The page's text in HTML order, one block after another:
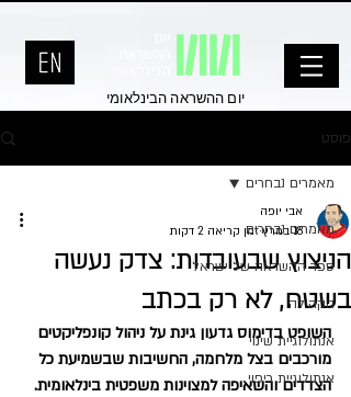
יום ההשראה הבינלאומי
פוסט
מאמרים נבחרים
ספר ההשראה של ישראל
הקהילה
אנתולוגיית שינוי
אנתולוגיית ריפוי
מאמרים נבחרים
הניצוץ שבעובדות: צדק נעשה
בשטח, לא רק בכתב
אבי יופה
18 במרץ
זמן קריאה 2 דקות
השופט בדימוס גדעון גינת על ניהול קונפליקטים
מורכבים בצל מלחמה, החשיבות שבשמיעת כל
הצדדים והשאיפה למצוינות משפטית בינלאומית.